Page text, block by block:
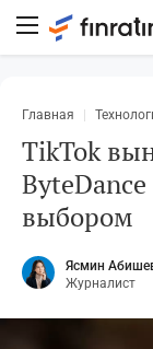
Главная
TikTok
выбором
Ясмин
Журналист